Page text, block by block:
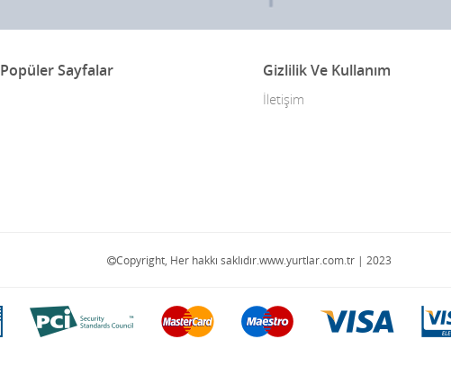
Popüler Sayfalar Gizlilik Ve Kullanım
İletişim
Copyright, Her hakkı saklıdır.www.yurtlar.com.tr | 2023